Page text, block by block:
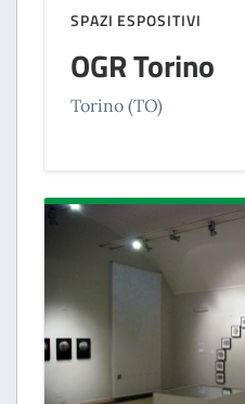
SPAZI ESPOSITIVI
OGR Torino
Torino (TO)